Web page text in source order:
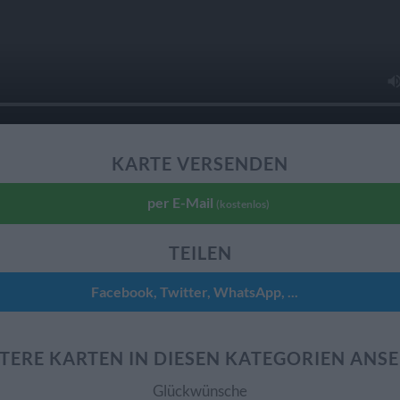
KARTE VERSENDEN
per E-Mail (kostenlos)
TEILEN
Facebook, Twitter, WhatsApp, ...
KARTEN IN DIESEN KATEGORIEN
Glückwünsche